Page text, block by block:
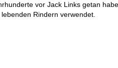
vor Jack Links getan
Rindern verwendet.